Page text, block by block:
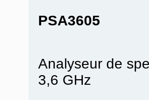
PSA3605
Analyseur de
3,6 GHz